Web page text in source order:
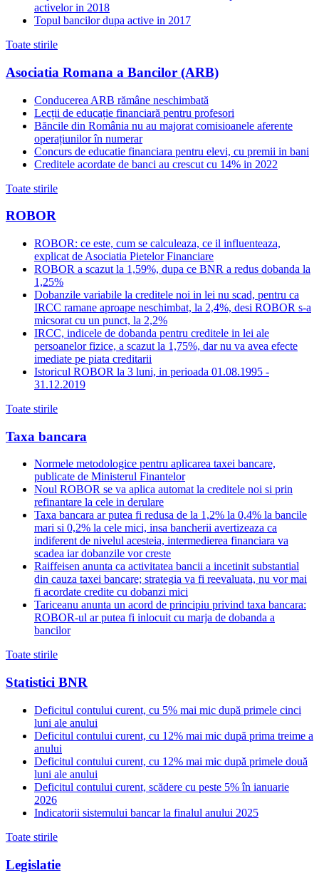
activelor in 2018
Topul bancilor dupa active in 2017
Toate stirile
Asociatia Romana a Bancilor (ARB)
Conducerea ARB rămâne neschimbată
Lecții de educație financiară pentru profesori
Băncile din România nu au majorat comisioanele aferente
operațiunilor în numerar
Concurs de educatie financiara pentru elevi, cu premii in bani
Creditele acordate de banci au crescut cu 14% in 2022
Toate stirile
ROBOR
ROBOR: ce este, cum se calculeaza, ce il influenteaza,
explicat de Asociatia Pietelor Financiare
ROBOR a scazut la 1,59%, dupa ce BNR a redus dobanda la
1,25%
Dobanzile variabile la creditele noi in lei nu scad, pentru ca
IRCC ramane aproape neschimbat, la 2,4%, desi ROBOR s-a
micsorat cu un punct, la 2,2%
IRCC, indicele de dobanda pentru creditele in lei ale
persoanelor fizice, a scazut la 1,75%, dar nu va avea efecte
imediate pe piata creditarii
Istoricul ROBOR la 3 luni, in perioada 01.08.1995 -
31.12.2019
Toate stirile
Taxa bancara
Normele metodologice pentru aplicarea taxei bancare,
publicate de Ministerul Finantelor
Noul ROBOR se va aplica automat la creditele noi si prin
refinantare la cele in derulare
Taxa bancara ar putea fi redusa de la 1,2% la 0,4% la bancile
mari si 0,2% la cele mici, insa bancherii avertizeaza ca
indiferent de nivelul acesteia, intermedierea financiara va
scadea iar dobanzile vor creste
Raiffeisen anunta ca activitatea bancii a incetinit substantial
din cauza taxei bancare; strategia va fi reevaluata, nu vor mai
fi acordate credite cu dobanzi mici
Tariceanu anunta un acord de principiu privind taxa bancara:
ROBOR-ul ar putea fi inlocuit cu marja de dobanda a
bancilor
Toate stirile
Statistici BNR
Deficitul contului curent, cu 5% mai mic după primele cinci
luni ale anului
Deficitul contului curent, cu 12% mai mic după prima treime a
anului
Deficitul contului curent, cu 12% mai mic după primele două
luni ale anului
Deficitul contului curent, scădere cu peste 5% în ianuarie
2026
Indicatorii sistemului bancar la finalul anului 2025
Toate stirile
Legislatie